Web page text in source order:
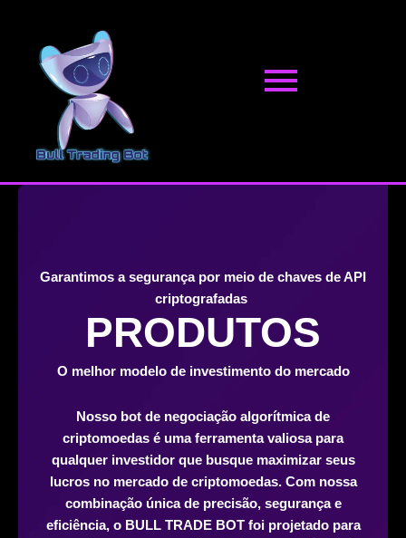
conteúdo
Garantimos a segurança por meio de chaves de API
criptografadas
PRODUTOS
O melhor modelo de investimento do mercado
Nosso bot de negociação algorítmica de
criptomoedas é uma ferramenta valiosa para
qualquer investidor que busque maximizar seus
lucros no mercado de criptomoedas. Com nossa
combinação única de precisão, segurança e
eficiência, o BULL TRADE BOT foi projetado para